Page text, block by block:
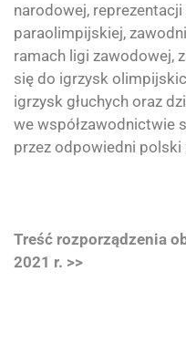
narodowej,
paraolimpijskiej,
ramach ligi zawodowej,
się do igrzysk
igrzysk głuchych oraz
we współzawodnictwie
przez odpowiedni
Treść rozporządzenia
2021 r. >>